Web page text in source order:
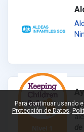
Para continuar usando
Protección de Datos